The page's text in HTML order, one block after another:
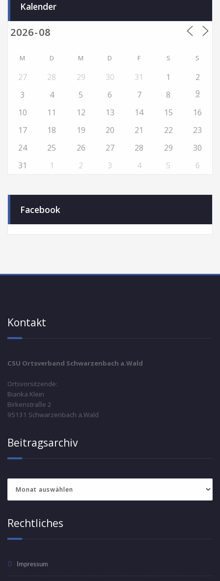
Kalender
M D M D F S S
27 28 29 30 31 1
2
3
4 5 6 7 8
9
10
11 12 13 14 15
16
17
18 19 20 21 22
23
24
25 26 27 28 29
30
31
1 2 3 4 5 6
Facebook
Kontakt
CSU Ortsverband Schwarzenbach a.Wald
Ortsvorsitzende:
Bianka Klein
Birkenstraße 2
95131 Schwarzenbach a.Wald
Beitragsarchiv
Rechtliches
Impressum